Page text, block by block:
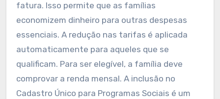
fatura. Isso permite que as famílias
economizem dinheiro para outras despesas
essenciais. A redução nas tarifas é aplicada
automaticamente para aqueles que se
qualificam. Para ser elegível, a família deve
comprovar a renda mensal. A inclusão no
Cadastro Único para Programas Sociais é um